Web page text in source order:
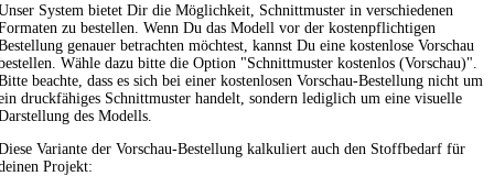
System bietet Dir die Möglichkeit, Schnittmuster in verschiedenen
zu bestellen. Wenn Du das Modell vor der kostenpflichtigen
genauer betrachten möchtest, kannst Du eine kostenlose Vorschau
Wähle dazu bitte die Option "Schnittmuster kostenlos (Vorschau)".
beachte, dass es sich bei einer kostenlosen Vorschau-Bestellung nicht um
druckfähiges Schnittmuster handelt, sondern lediglich um eine visuelle
des Modells.
Variante der Vorschau-Bestellung kalkuliert auch den Stoffbedarf für
Projekt: